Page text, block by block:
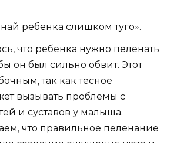
ребенка слишком туго».
что ребенка нужно пеленать
он был сильно обвит. Этот
так как тесное
вызывать проблемы с
и суставов у малыша.
что правильное пеленание